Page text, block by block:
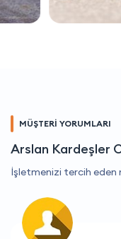
MÜŞTERİ YORUMLARI
Arslan Kardeşler
İşletmenizi tercih eden